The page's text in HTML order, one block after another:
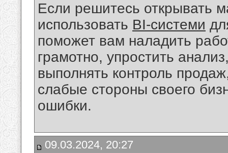
Если решитесь открывать
использовать BI-системи
поможет вам наладить
грамотно, упростить
выполнять контроль
слабые стороны своего
ошибки.
09.03.2024, 20:27